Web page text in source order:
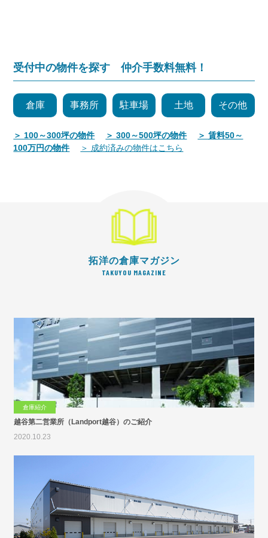
受付中の物件を探す 仲介手数料無料！
倉庫 事務所 駐車場 土地 その他
＞ 100～300坪の物件 ＞ 300～500坪の物件
＞ 賃料50～
100万円の物件
＞ 成約済みの物件はこちら
拓洋の倉庫マガジン
TAKUYOU MAGAZINE
倉庫紹介
越谷第二営業所（Landport越谷）のご紹介
2020.10.23